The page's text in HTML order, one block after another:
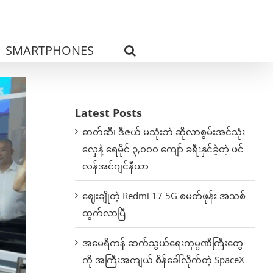
SMARTPHONES
Latest Posts
ဓာတ်ဆီ၊ ဒီဇယ် မသုံးဘဲ ဆိုလာစွမ်းအင်သုံး
လှေနဲ့ ရေမိုင် ၃,၀၀၀ ကျော် ခရီးနှင်ခဲ့တဲ့ ဖင်
လန်အင်ဂျင်နီယာ
ဈေးချိုတဲ့ Redmi 17 5G စမတ်ဖုန်း အသစ်
ထွက်လာပြီ
အမေရိကန် ဆက်သွယ်ရေးကုမ္ပဏီကြီးတွေ
ကို အကြီးအကျယ် စိန်ခေါ်လိုက်တဲ့ SpaceX